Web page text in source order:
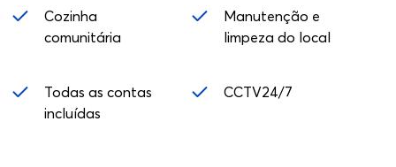
Cozinha
comunitária
Manutenção e
limpeza do local
Todas as contas
incluídas
CCTV24/7